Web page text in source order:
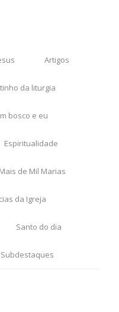
Artigos
da liturgia
bosco e eu
Espiritualidade
Mais de Mil Marias
da Igreja
Santo do dia
Subdestaques